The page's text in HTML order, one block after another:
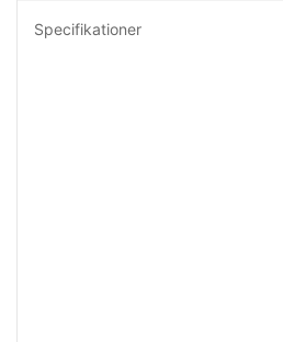
Specifikationer